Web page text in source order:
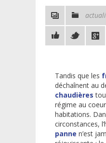
Tandis que les
déchaînent au
chaudières
régime au
habitations.
circonstances,
panne n’est